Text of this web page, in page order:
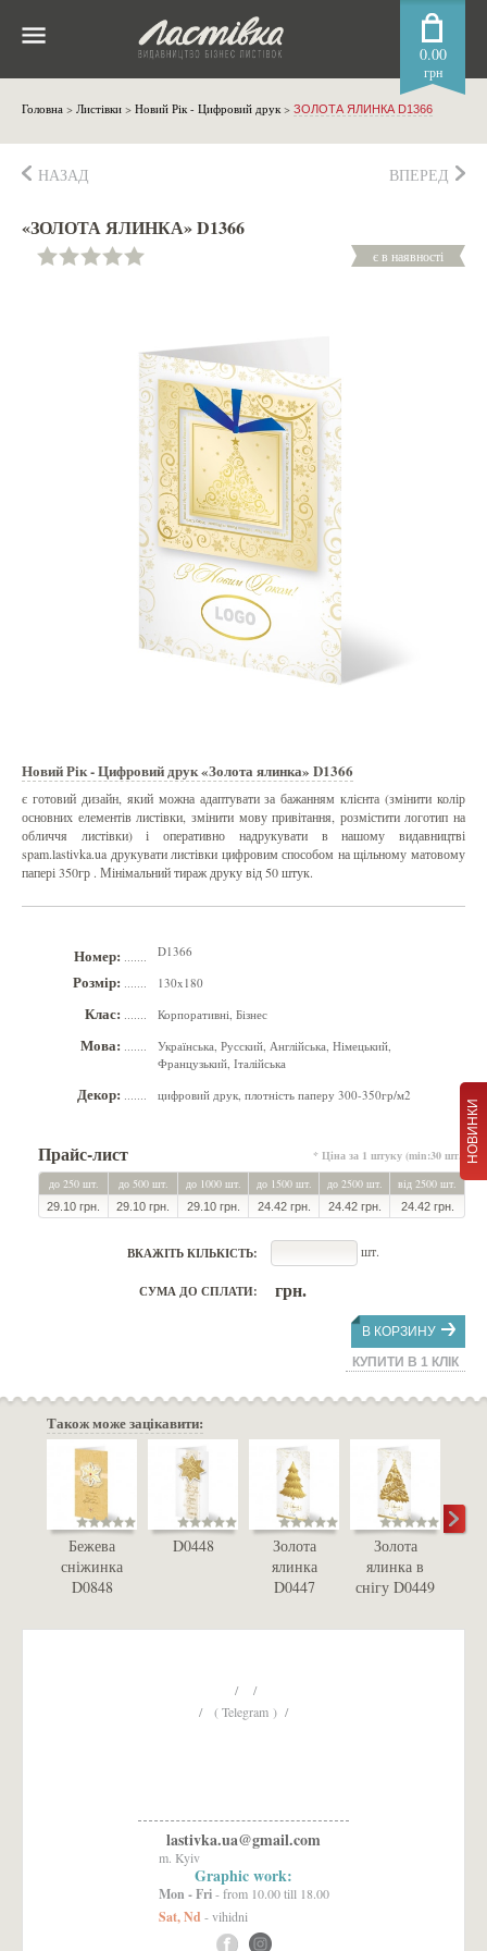
0.00
грн
Головна > Листівки > Новий Рік - Цифровий друк> ЗОЛОТА ЯЛИНКА D1366
НОВИНКИ
НАЗАД ВПЕРЕД
«ЗОЛОТА ЯЛИНКА» D1366
є в наявності
Новий Рік - Цифровий друк «Золота ялинка» D1366
є готовий дизайн, який можна адаптувати за бажанням клієнта (змінити колір
основних елементів листівки, змінити мову привітання, розмістити логотип на
обличчя листівки) і оперативно надрукувати в нашому видавництві
spam.lastivka.ua друкувати листівки цифровим способом на щільному матовому
папері 350гр . Мінімальний тираж друку від 50 штук.
Номер: D1366
Розмір: 130x180
Клас: Корпоративні, Бізнес
Мова:
Українська, Русский, Англійська, Німецький,
Французький, Італійська
Декор: цифровий друк, плотність паперу 300-350гр/м2
Прайс-лист
* Ціна за 1 штуку (min:30 шт.)
до 250 шт.
до 500 шт. до 1000 шт. до 1500 шт. до 2500 шт. від 2500 шт.
29.10 грн. 29.10 грн. 29.10 грн. 24.42 грн. 24.42 грн. 24.42 грн.
ВКАЖІТЬ КІЛЬКІСТЬ: шт.
СУМА ДО СПЛАТИ: грн.
В КОРЗИНУ
КУПИТИ В 1 КЛІК
Також може зацікавити:
Бежева
сніжинка
D0848
D0448
Золота
ялинка
D0447
Золота
ялинка в
снігу D0449
/ /
/ ( Telegram ) /
lastivka.ua@gmail.com
m. Kyiv
Graphic work:
Mon - Fri- from 10.00 till 18.00
Sat, Nd - vihidni